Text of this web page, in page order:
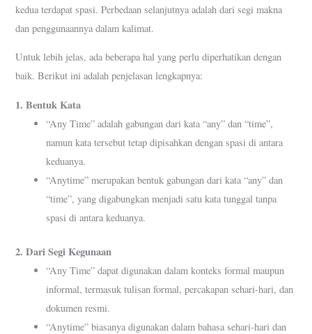
kedua terdapat spasi. Perbedaan selanjutnya adalah dari segi makna
dan penggunaannya dalam kalimat.
Untuk lebih jelas, ada beberapa hal yang perlu diperhatikan dengan
baik. Berikut ini adalah penjelasan lengkapnya:
1.Bentuk Kata
“Any Time” adalah gabungan dari kata “any” dan “time”,
namun kata tersebut tetap dipisahkan dengan spasi di antara
keduanya.
“Anytime” merupakan bentuk gabungan dari kata “any” dan
“time”, yang digabungkan menjadi satu kata tunggal tanpa
spasi di antara keduanya.
2.Dari Segi Kegunaan
“Any Time” dapat digunakan dalam konteks formal maupun
informal, termasuk tulisan formal, percakapan sehari-hari, dan
dokumen resmi.
“Anytime” biasanya digunakan dalam bahasa sehari-hari dan